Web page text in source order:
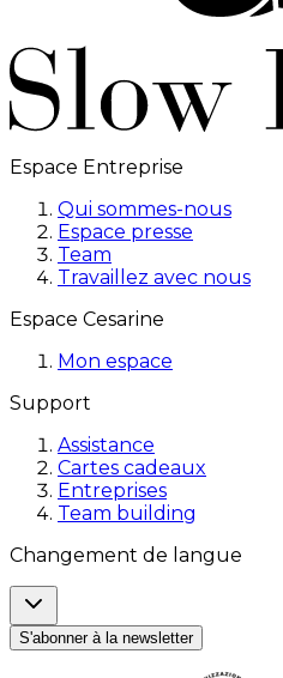
Espace Entreprise
Qui sommes-nous
Espace presse
Team
Travaillez avec nous
Espace Cesarine
Mon espace
Support
Assistance
Cartes cadeaux
Entreprises
Team building
Changement de langue
S'abonner à la newsletter